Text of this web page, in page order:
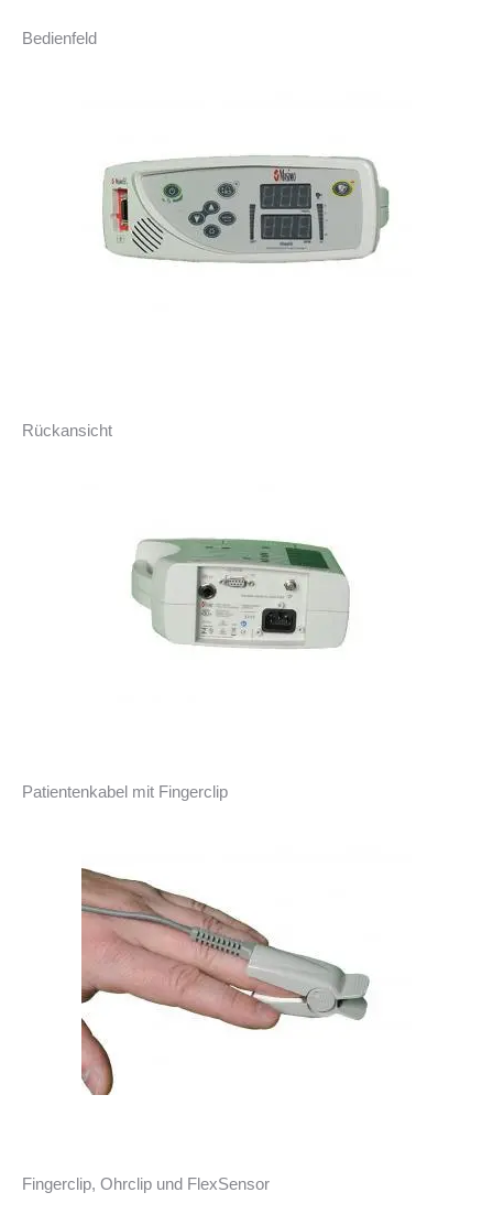
Bedienfeld
Rückansicht
Patientenkabel mit Fingerclip
Fingerclip, Ohrclip und FlexSensor